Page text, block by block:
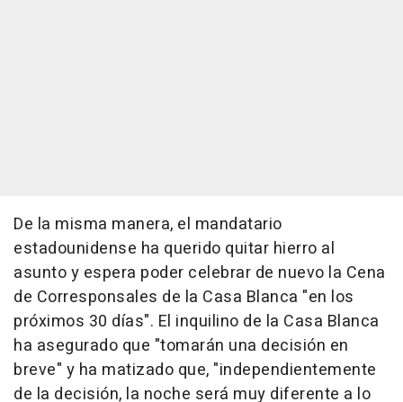
De la misma manera, el mandatario
estadounidense ha querido quitar hierro al
asunto y espera poder celebrar de nuevo la Cena
de Corresponsales de la Casa Blanca "en los
próximos 30 días". El inquilino de la Casa Blanca
ha asegurado que "tomarán una decisión en
breve" y ha matizado que, "independientemente
de la decisión, la noche será muy diferente a lo